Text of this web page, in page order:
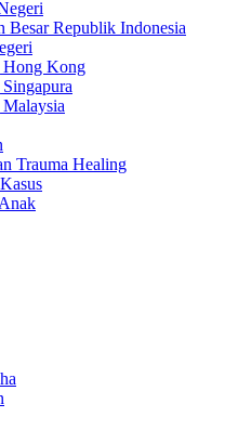
Besar Republik Indonesia
Hong Kong
Trauma Healing